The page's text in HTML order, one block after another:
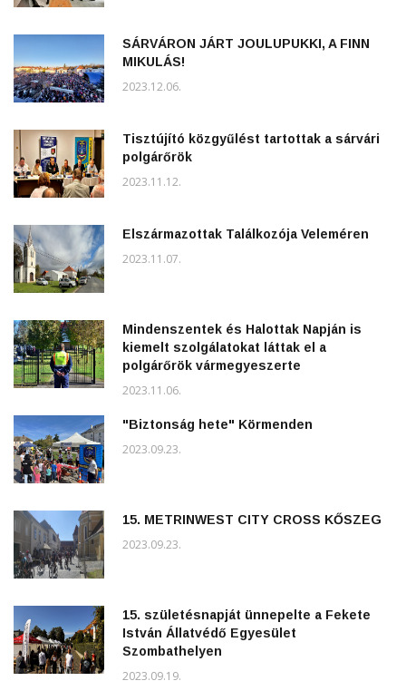
SÁRVÁRON JÁRT JOULUPUKKI, A FINN
MIKULÁS!
2023.12.06.
Tisztújító közgyűlést tartottak a sárvári
polgárőrök
2023.11.12.
Elszármazottak Találkozója Veleméren
2023.11.07.
Mindenszentek és Halottak Napján is
kiemelt szolgálatokat láttak el a
polgárőrök vármegyeszerte
2023.11.06.
"Biztonság hete" Körmenden
2023.09.23.
15. METRINWEST CITY CROSS KŐSZEG
2023.09.23.
15. születésnapját ünnepelte a Fekete
István Állatvédő Egyesület
Szombathelyen
2023.09.19.